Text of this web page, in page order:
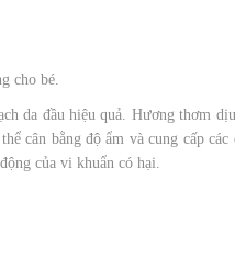
cho bé.
da đầu hiệu quả. Hương thơm
cân bằng độ ẩm và cung cấp
của vi khuẩn có hại.